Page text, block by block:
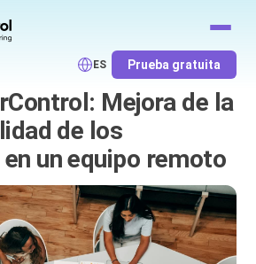
ES Prueba gratuita
Mejora de la
de los
un equipo remoto